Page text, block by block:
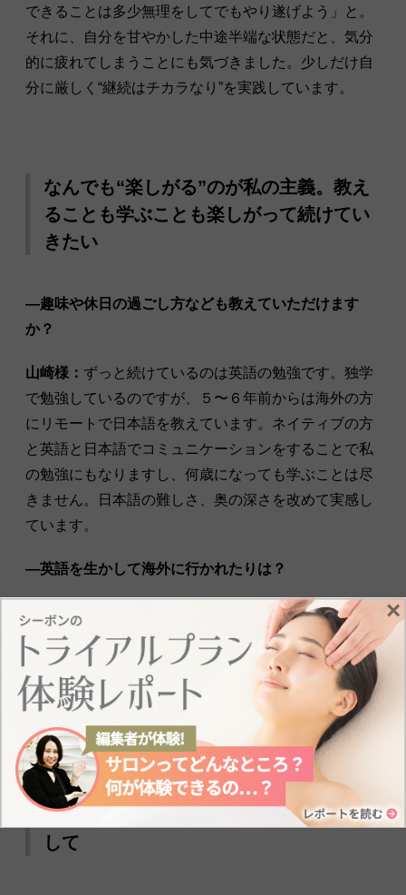
できることは多少無理をしてでもやり遂げよう」と。
それに、自分を甘やかした中途半端な状態だと、気分
的に疲れてしまうことにも気づきました。少しだけ自
分に厳しく“継続はチカラなり”を実践しています。
なんでも“楽しがる”のが私の主義。教え
ることも学ぶことも楽しがって続けてい
きたい
―趣味や休日の過ごし方なども教えていただけます
か？
山崎様： ずっと続けているのは英語の勉強です。独学
で勉強しているのですが、５〜６年前からは海外の方
にリモートで日本語を教えています。ネイティブの方
と英語と日本語でコミュニケーションをすることで私
の勉強にもなりますし、何歳になっても学ぶことは尽
きません。日本語の難しさ、奥の深さを改めて実感し
ています。
―英語を生かして海外に行かれたりは？
山崎様：
娘が結婚してアメリカにいるのですが、パー
トナーがバイオリニストなので、その関係で教会での
コンサートに参加したことがあります。彼の生徒さん
も交えて、とても思い出に残る時間でした。
週に１度のサロンケアと自宅ケアのパッ
クで、素肌が勝負のスッピン美人を目指
して
×